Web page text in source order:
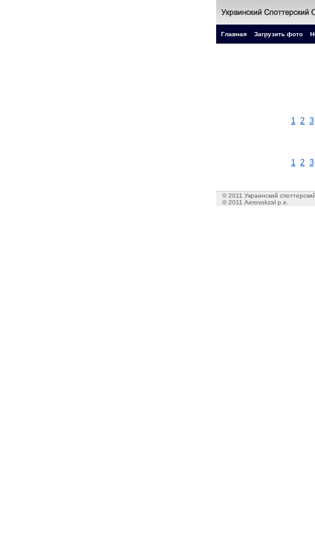
Главная Загрузить фото
1 2 3
1 2 3
© 2011 Украинский
© 2011 Aerovokzal p.e.